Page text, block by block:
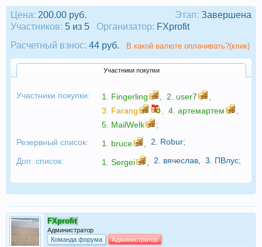
Этап: Завершена
Цена: 200.00 руб.
Участников: 5 из 5 Организатор: FXprofit
Расчетный взнос: 44 руб. В какой валюте оплачивать?(клик)
Участники покупки
Участники покупки: 1. Fingerling 2. user7
3. Farang 4. артемартем
5. MailWelk
;
Резервный список:
1. bruce 2. Robur;
Доп. список: 1. Sergei 2. вячеслав 3. ПВлус;
FXprofit
Администратор
Команда форума
Администратор